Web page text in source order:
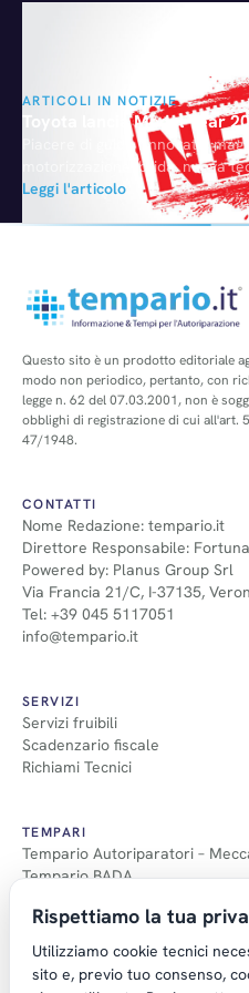
ARTICOLI IN NOTIZIE
Toyota lancia Model Year
Piacere di guida rinnovato,
motorizzazione ibrida, nuova
gamma colori. Sono queste le
2016 della Toyota Auris che in
posto nel canale dei privati
Leggi l'articolo
Questo sito è un prodotto editoriale
modo non periodico, pertanto, con
legge n. 62 del 07.03.2001, non è
obblighi di registrazione di cui all'art.
47/1948.
CONTATTI
Nome Redazione: tempario.it
Direttore Responsabile:
Powered by: Planus Group Srl
Via Francia 21/C, I-37135,
Tel: +39 045 5117051
info@tempario.it
SERVIZI
Servizi fruibili
Scadenzario fiscale
Richiami Tecnici
TEMPARI
Tempario Autoriparatori –
Tempario BADA
Guida Applicazione Tempi
Rispettiamo la tua
Utilizziamo cookie tecnici
sito e, previo tuo consenso,